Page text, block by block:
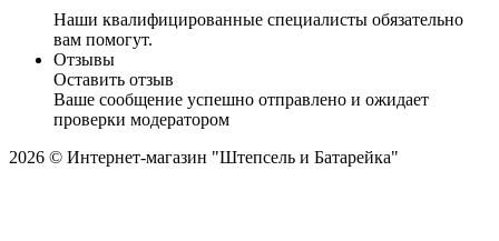
Наши квалифицированные специалисты обязательно
вам помогут.
Отзывы
Оставить отзыв
Ваше сообщение успешно отправлено и ожидает
проверки модератором
2026 © Интернет-магазин "Штепсель и Батарейка"